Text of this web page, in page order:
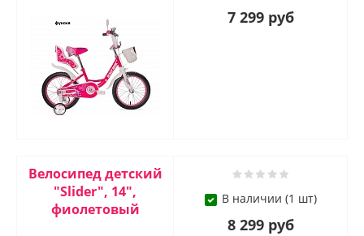
7 299 руб
Велосипед детский
"Slider", 14",
фиолетовый
В наличии (1 шт)
8 299 руб